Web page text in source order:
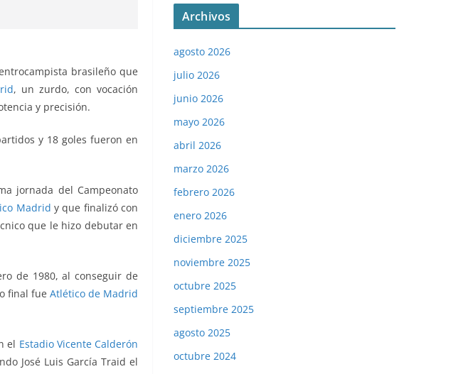
brasileño que
, un zurdo, con vocación
y precisión.
y 18 goles fueron en
jornada del Campeonato
Madrid y que finalizó con
que le hizo debutar en
de 1980, al conseguir de
final fue Atlético de Madrid
el Estadio Vicente Calderón
José Luis García Traid el
Archivos
agosto 2026
julio 2026
junio 2026
mayo 2026
abril 2026
marzo 2026
febrero 2026
enero 2026
diciembre 2025
noviembre 2025
octubre 2025
septiembre 2025
agosto 2025
octubre 2024